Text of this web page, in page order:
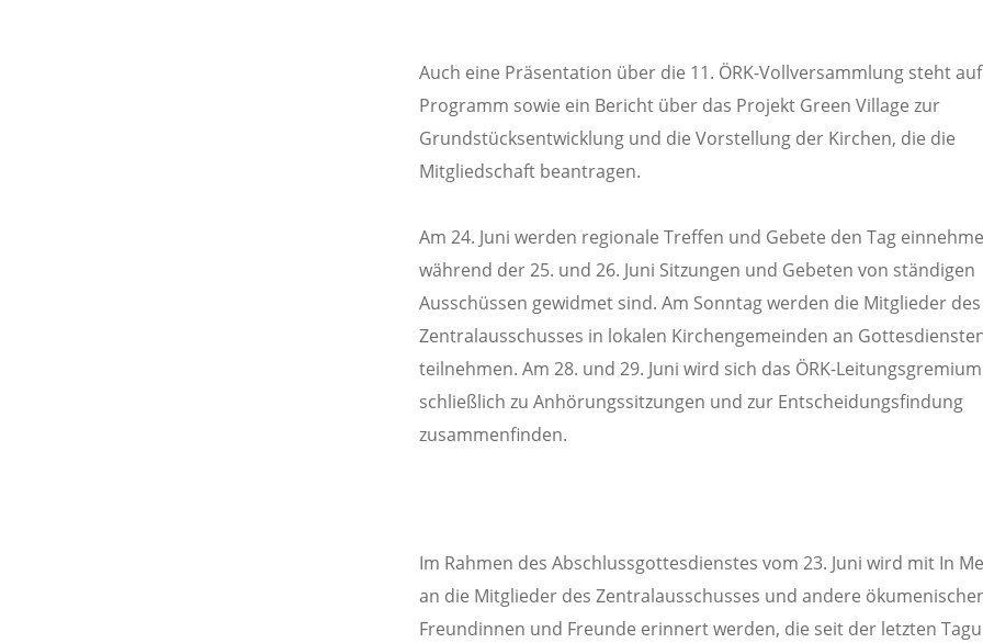
Auch eine Präsentation über die 11. ÖRK-Vollversammlung steht
Programm sowie ein Bericht über das Projekt Green Village zur
Grundstücksentwicklung und die Vorstellung der Kirchen, die die
Mitgliedschaft beantragen.
Am 24. Juni werden regionale Treffen und Gebete den Tag
während der 25. und 26. Juni Sitzungen und Gebeten von ständigen
Ausschüssen gewidmet sind. Am Sonntag werden die Mitglieder des
Zentralausschusses in lokalen Kirchengemeinden an
teilnehmen. Am 28. und 29. Juni wird sich das ÖRK-Leitungsgremium
schließlich zu Anhörungssitzungen und zur Entscheidungsfindung
zusammenfinden.
Im Rahmen des Abschlussgottesdienstes vom 23. Juni wird mit In
an die Mitglieder des Zentralausschusses und andere
Freundinnen und Freunde erinnert werden, die seit der letzten